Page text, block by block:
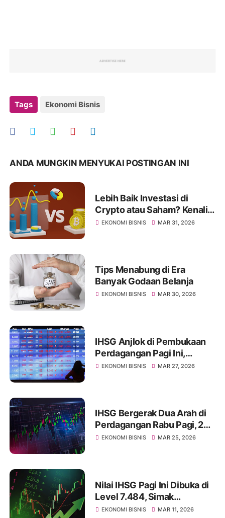
Tags Ekonomi Bisnis
ANDA MUNGKIN MENYUKAI POSTINGAN INI
Lebih Baik Investasi di
Crypto atau Saham? Kenali
Jenis Risikonya Juga
EKONOMI BISNIS MAR 31, 2026
Tips Menabung di Era
Banyak Godaan Belanja
EKONOMI BISNIS MAR 30, 2026
IHSG Anjlok di Pembukaan
Perdagangan Pagi Ini,
Diprediksi Masih Akan
EKONOMI BISNIS MAR 27, 2026
IHSG Bergerak Dua Arah di
Perdagangan Rabu Pagi, 25
Maret 2026, Pasca Libur
EKONOMI BISNIS MAR 25, 2026
Nilai IHSG Pagi Ini Dibuka di
Level 7.484, Simak
Ulasannya
EKONOMI BISNIS MAR 11, 2026